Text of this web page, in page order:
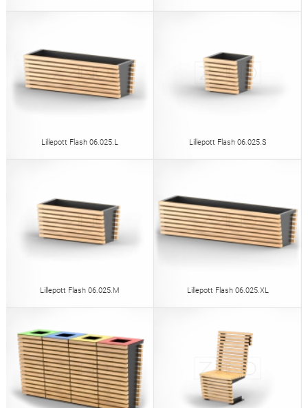
Lillepott Flash 06.025.L Lillepott Flash 06.025.S
Lillepott Flash 06.025.M Lillepott Flash 06.025.XL